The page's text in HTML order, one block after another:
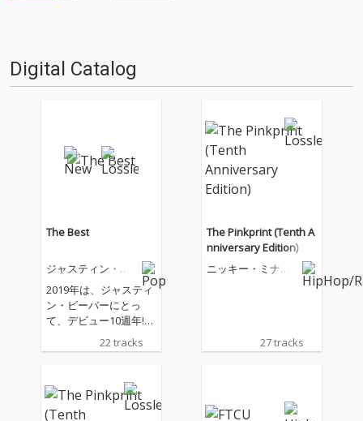
Digital Catalog
The Best
ジャスティン・ビ
2019年は、ジャスティ
ン・ビーバーにとっ
て、デビュー10週年!こ
れまでのジャスティン
のキャリアを総括し
てはマストバイアイテ
ムとなる日本独自企画
初のベスト盤!
22 tracks
The Pinkprint (Tenth A
nniversary Edition)
ニッキー・ミナー
27 tracks